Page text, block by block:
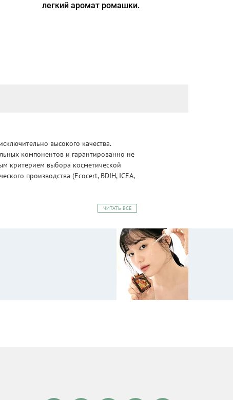
легкий аромат ромашки.
высокого качества.
компонентов и гарантированно не
критерием выбора косметической
производства (Ecocert, BDIH, ICEA,
ЧИТАТЬ ВСЕ